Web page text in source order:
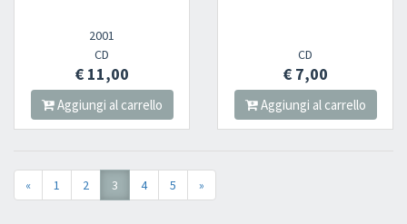
2001
CD
€ 11,00
Aggiungi al carrello
CD
€ 7,00
Aggiungi al carrello
« 1 2 3 4 5 »